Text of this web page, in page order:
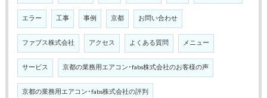
エラー 工事 事例 京都 お問い合わせ
ファブス株式会社 アクセス よくある質問 メニュー
サービス 京都の業務用エアコン･fabs株式会社のお客様の声
京都の業務用エアコン･fabs株式会社の評判